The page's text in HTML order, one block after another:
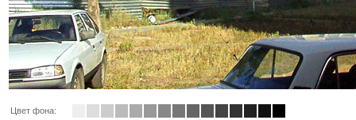
Цвет фона: